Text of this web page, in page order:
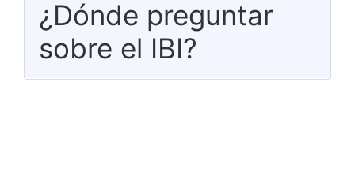
¿Dónde preguntar
sobre el IBI?